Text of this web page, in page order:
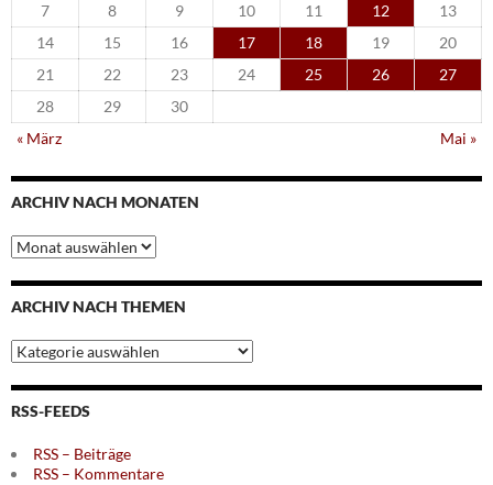
7
8 9 10 11 12
13
14
15 16 17 18 19
20
21
22 23 24 25 26
27
28
29
30
« März
Mai »
ARCHIV NACH MONATEN
Archiv
nach
Monaten
ARCHIV NACH THEMEN
Archiv
nach
Themen
RSS-FEEDS
RSS – Beiträge
RSS – Kommentare